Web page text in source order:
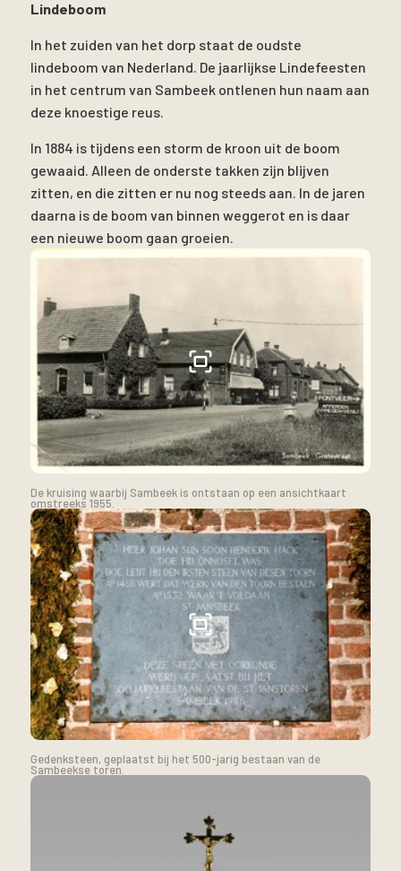
Lindeboom
In het zuiden van het dorp staat de oudste
lindeboom van Nederland. De jaarlijkse Lindefeesten
in het centrum van Sambeek ontlenen hun naam aan
deze knoestige reus.
In 1884 is tijdens een storm de kroon uit de boom
gewaaid. Alleen de onderste takken zijn blijven
zitten, en die zitten er nu nog steeds aan. In de jaren
daarna is de boom van binnen weggerot en is daar
een nieuwe boom gaan groeien.
De kruising waarbij Sambeek is ontstaan op een ansichtkaart
omstreeks 1955.
Gedenksteen, geplaatst bij het 500-jarig bestaan van de
Sambeekse toren.